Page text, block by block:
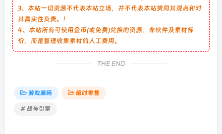
3、本站一切资源不代表本站立场，并不代表本站赞同其观点和对
其真实性负责。！
4、本站所有可使用金币(或免费)兑换的资源，非软件及素材标
价，而是整理收集素材的人工费用。
THE END
游戏源码 限时寄售
# 战神引擎